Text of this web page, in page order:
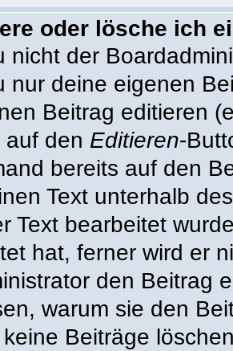
oder lösche ich
nicht der
nur deine eigenen
Beitrag editieren
auf den Editieren-
bereits auf den
Text unterhalb
Text bearbeitet
hat, ferner wird er
den Beitrag
warum sie den
Beiträge